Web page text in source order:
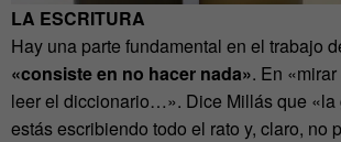
LA ESCRITURA
Hay una parte fundamental en el trabajo
«consiste en no hacer nada». En
leer el diccionario…». Dice Millás que «la
estás escribiendo todo el rato y, claro, no